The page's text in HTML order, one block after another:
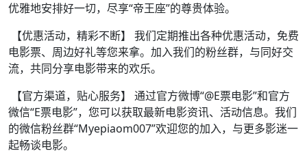
优雅地安排好一切，尽享“帝王座”的尊贵体验。
【优惠活动，精彩不断】 我们定期推出各种优惠活动，免费
电影票、周边好礼等您来拿。加入我们的粉丝群，与同好交
流，共同分享电影带来的欢乐。
【官方渠道，贴心服务】 通过官方微博“@E票电影”和官方
微信“E票电影”，您可以获取最新电影资讯、活动信息。我们
的微信粉丝群“Myepiaom007”欢迎您的加入，与更多影迷一
起畅谈电影。